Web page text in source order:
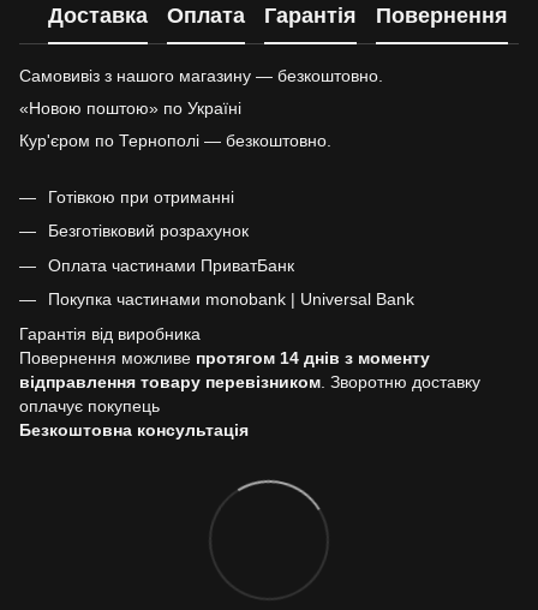
Доставка Оплата Гарантія Повернення
Самовивіз з нашого магазину — безкоштовно.
«Новою поштою» по Україні
Кур'єром по Тернополі — безкоштовно.
Готівкою при отриманні
Безготівковий розрахунок
Оплата частинами ПриватБанк
Покупка частинами monobank | Universal Bank
Гарантія від виробника
Повернення можливе протягом 14 днів з моменту
відправлення товару перевізником . Зворотню доставку
оплачує покупець
Безкоштовна консультація